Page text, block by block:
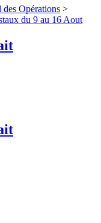
Opérations >
du 9 au 16 Aout